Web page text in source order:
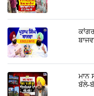
ਮਾਨ
ਬੱਲੇ-